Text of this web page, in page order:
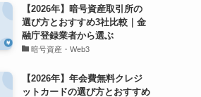
【2026年】暗号資産取引所の
選び方とおすすめ3社比較｜金
融庁登録業者から選ぶ
暗号資産・Web3
【2026年】年会費無料クレジ
ットカードの選び方とおすすめ